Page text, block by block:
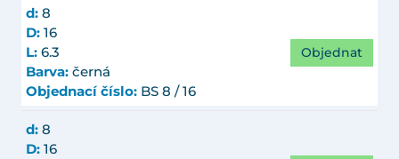
d: 8
D: 16
L: 6.3
Barva: černá
Objednací číslo: BS 8 / 16
Objednat
d: 8
D: 16